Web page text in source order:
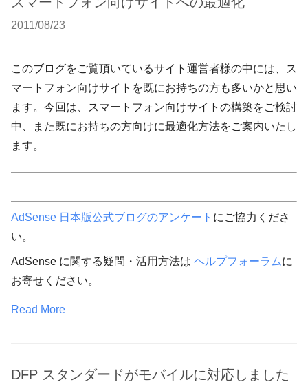
2011/08/23
このブログをご覧頂いているサイト運営者様の中には、ス
マートフォン向けサイトを既にお持ちの方も多いかと思い
ます。今回は、スマートフォン向けサイトの構築をご検討
中、また既にお持ちの方向けに最適化方法をご案内いたし
ます。
AdSense 日本版公式ブログのアンケート にご協力くださ
い。
AdSense に関する疑問・活用方法は ヘルプフォーラムに
お寄せください。
Read More
DFP スタンダードがモバイルに対応しました